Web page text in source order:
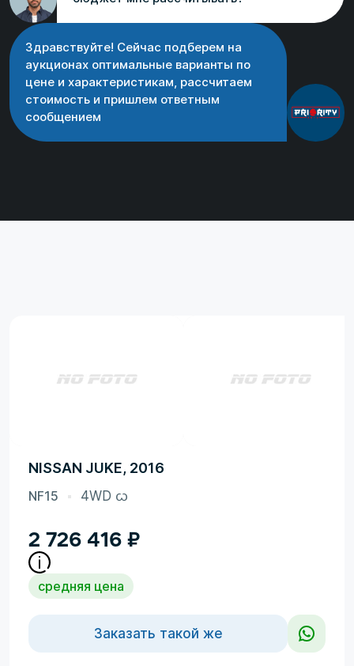
Здравствуйте! Сейчас подберем на
аукционах оптимальные варианты по
цене и характеристикам, рассчитаем
стоимость и пришлем ответным
сообщением
NISSAN JUKE, 2016
NF15 4WD ᦍ
2 726 416 ₽
средняя цена
Заказать такой же